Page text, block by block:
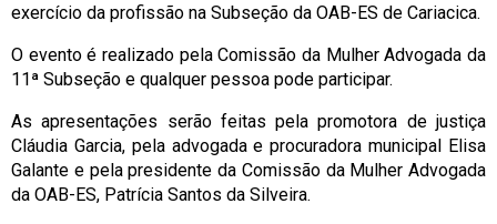
exercício da profissão na Subseção da OAB-ES de Cariacica.
O evento é realizado pela Comissão da Mulher Advogada da
11ª Subseção e qualquer pessoa pode participar.
As apresentações serão feitas pela promotora de justiça
Cláudia Garcia, pela advogada e procuradora municipal Elisa
Galante e pela presidente da Comissão da Mulher Advogada
da OAB-ES, Patrícia Santos da Silveira.